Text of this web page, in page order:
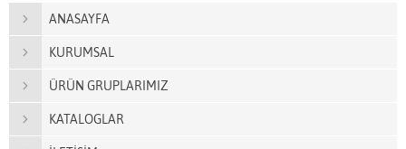
ANASAYFA
KURUMSAL
ÜRÜN GRUPLARIMIZ
KATALOGLAR